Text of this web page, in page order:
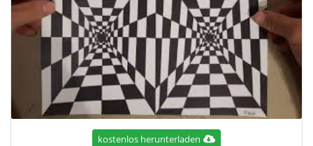
kostenlos herunterladen